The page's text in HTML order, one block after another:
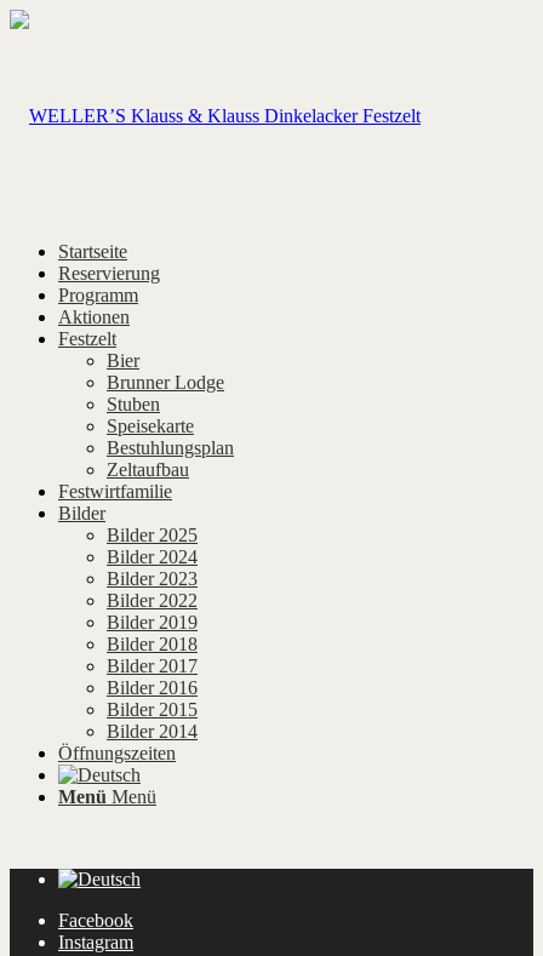
Startseite
Reservierung
Programm
Aktionen
Festzelt
Bier
Brunner Lodge
Stuben
Speisekarte
Bestuhlungsplan
Zeltaufbau
Festwirtfamilie
Bilder
Bilder 2025
Bilder 2024
Bilder 2023
Bilder 2022
Bilder 2019
Bilder 2018
Bilder 2017
Bilder 2016
Bilder 2015
Bilder 2014
Öffnungszeiten
Menü Menü
Facebook
Instagram